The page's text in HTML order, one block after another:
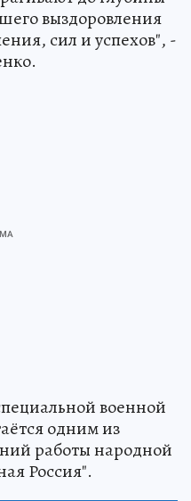
выздоровления
сил и успехов", -
военной
одним из
работы народной
Россия".